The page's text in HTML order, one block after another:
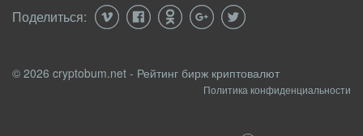
Поделиться:
© 2026 cryptobum.net - Рейтинг бирж криптовалют
Политика конфиденциальности